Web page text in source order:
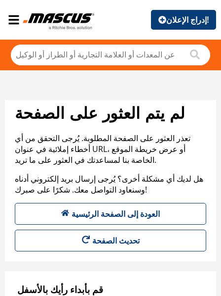
إدراج الإعلان!
لم يتم العثور على الصفحة
تعذر العثور على الصفحة المطلوبة. يُرجى التحقق من أي
أخطاء إملائية في عنوان URL، أو عرض خريطة الموقع
الخاصة بنا لمساعدتك في العثور على ما تريد.
هل لديك أي مشكلة أخرى؟ يُرجى إرسال بريد إلكتروني أدناه
وسنعاود التواصل معك. شكرًا على صبرك!
العودة إلى الصفحة الرئيسية
تحديث الصفحة
قم بأبداء رأيك بالأسفل